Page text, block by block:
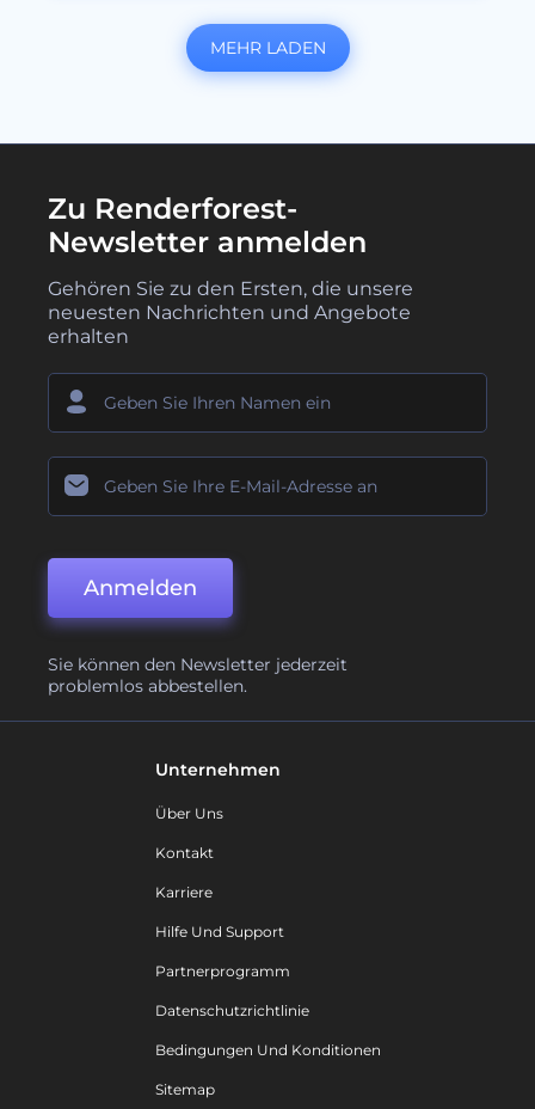
MEHR LADEN
Zu Renderforest-
Newsletter anmelden
Gehören Sie zu den Ersten, die unsere
neuesten Nachrichten und Angebote
erhalten
Anmelden
Sie können den Newsletter jederzeit
problemlos abbestellen.
Unternehmen
Über Uns
Kontakt
Karriere
Hilfe Und Support
Partnerprogramm
Datenschutzrichtlinie
Bedingungen Und Konditionen
Sitemap